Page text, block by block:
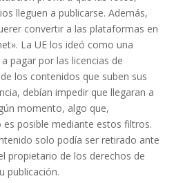
lleguen a publicarse. Además,
convertir a las plataformas en
La UE los ideó como una
pagar por las licencias de
los contenidos que suben sus
debían impedir que llegaran a
momento, algo que,
posible mediante estos filtros.
solo podía ser retirado ante
propietario de los derechos de
publicación.